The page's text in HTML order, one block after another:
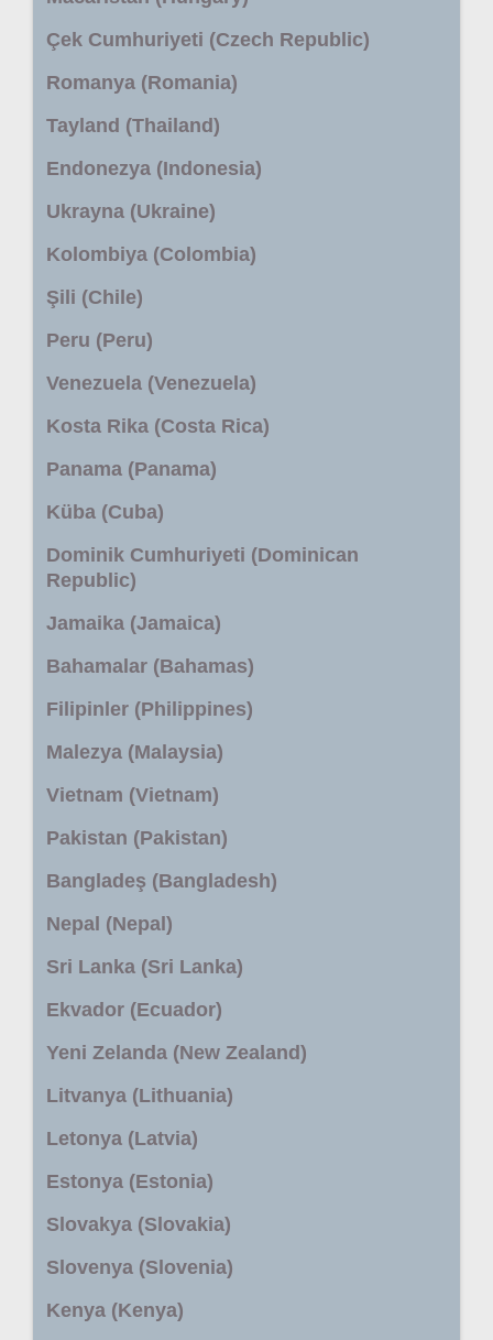
Çek Cumhuriyeti (Czech Republic)
Romanya (Romania)
Tayland (Thailand)
Endonezya (Indonesia)
Ukrayna (Ukraine)
Kolombiya (Colombia)
Şili (Chile)
Peru (Peru)
Venezuela (Venezuela)
Kosta Rika (Costa Rica)
Panama (Panama)
Küba (Cuba)
Dominik Cumhuriyeti (Dominican
Republic)
Jamaika (Jamaica)
Bahamalar (Bahamas)
Filipinler (Philippines)
Malezya (Malaysia)
Vietnam (Vietnam)
Pakistan (Pakistan)
Bangladeş (Bangladesh)
Nepal (Nepal)
Sri Lanka (Sri Lanka)
Ekvador (Ecuador)
Yeni Zelanda (New Zealand)
Litvanya (Lithuania)
Letonya (Latvia)
Estonya (Estonia)
Slovakya (Slovakia)
Slovenya (Slovenia)
Kenya (Kenya)